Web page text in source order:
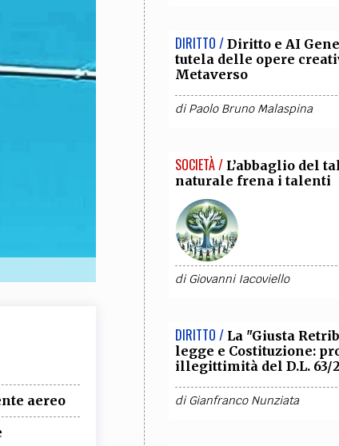
aereo
DIRITTO / Diritto e AI
tutela delle opere
Metaverso
diPaolo Bruno Malaspina
SOCIETÀ / L’abbaglio del
naturale frena i talenti
diGiovanni Iacoviello
DIRITTO / La "Giusta
legge e Costituzione:
illegittimità del D.L. 63/
diGianfranco Nunziata